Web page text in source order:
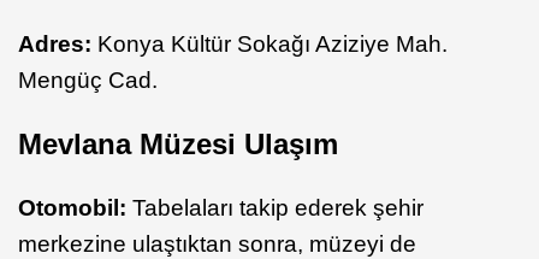
Adres: Konya Kültür Sokağı Aziziye Mah.
Mengüç Cad.
Mevlana Müzesi Ulaşım
Otomobil: Tabelaları takip ederek şehir
merkezine ulaştıktan sonra, müzeyi de